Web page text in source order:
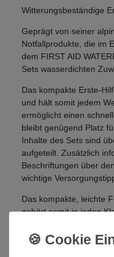
Witterungsbeständige
Geprägt von seiner
Notfallprodukte, die im
dem FIRST AID
Sets wasserdichten
Das kompakte Erste-
und hält somit jedem
ermöglicht einen
bleibt genügend Platz
Inhalte des Sets sind
aufgeteilt. Zusätzlich
Beschriftungen über
wichtige
Das kompakte, leichte
gehört somit in jeden
FEATURES